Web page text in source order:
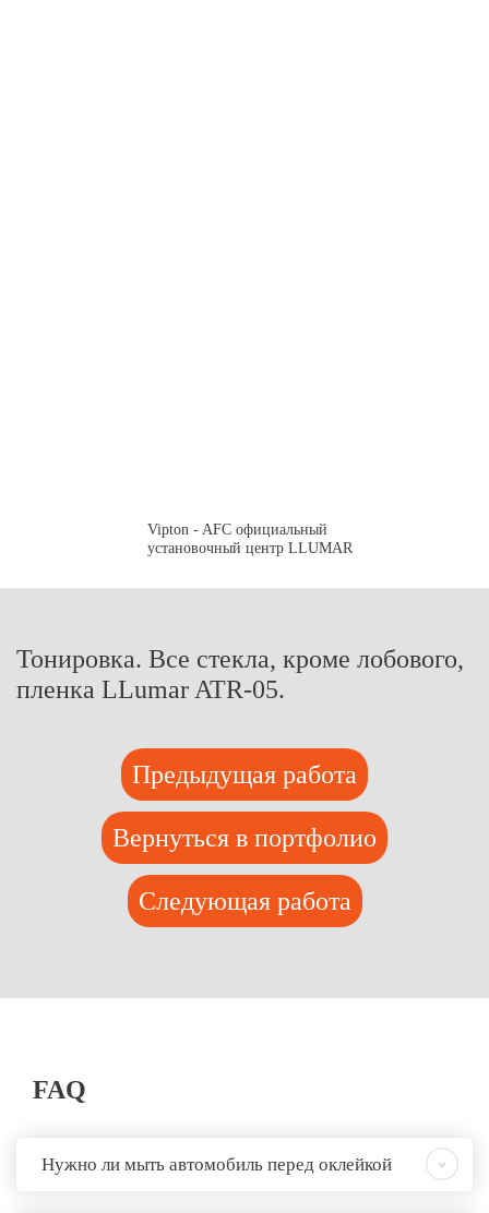
Vipton - AFC официальный
установочный центр LLUMAR
Тонировка. Все стекла, кроме лобового,
пленка LLumar ATR-05.
Предыдущая работа
Вернуться в портфолио
Следующая работа
FAQ
Нужно ли мыть автомобиль перед оклейкой